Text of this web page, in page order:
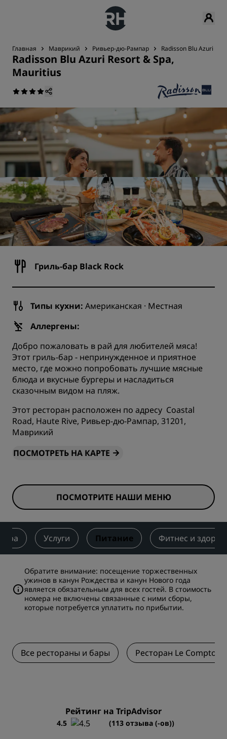
Главная Маврикий Ривьер-дю-Рампар Radisson Blu Azuri
Radisson Blu Azuri Resort & Spa,
Mauritius
Гриль-бар Black Rock
Типы кухни: Американская · Местная
Аллергены:
Добро пожаловать в рай для любителей мяса!
Этот гриль-бар - непринужденное и приятное
место, где можно попробовать лучшие мясные
блюда и вкусные бургеры и насладиться
сказочным видом на пляж.
Этот ресторан расположен по адресу Coastal
Road, Haute Rive, Ривьер-дю-Рампар, 31201,
Маврикий
ПОСМОТРЕТЬ НА КАРТЕ
ПОСМОТРИТЕ НАШИ МЕНЮ
Услуги Питание Фитнес и
Обратите внимание: посещение торжественных
ужинов в канун Рождества и канун Нового года
является обязательным для всех гостей. В стоимость
номера не включены связанные с ними сборы,
которые потребуется уплатить по прибытии.
Все рестораны и бары Ресторан Le Comptoir
Рейтинг на TripAdvisor
4.5 (113 отзыва (-ов))